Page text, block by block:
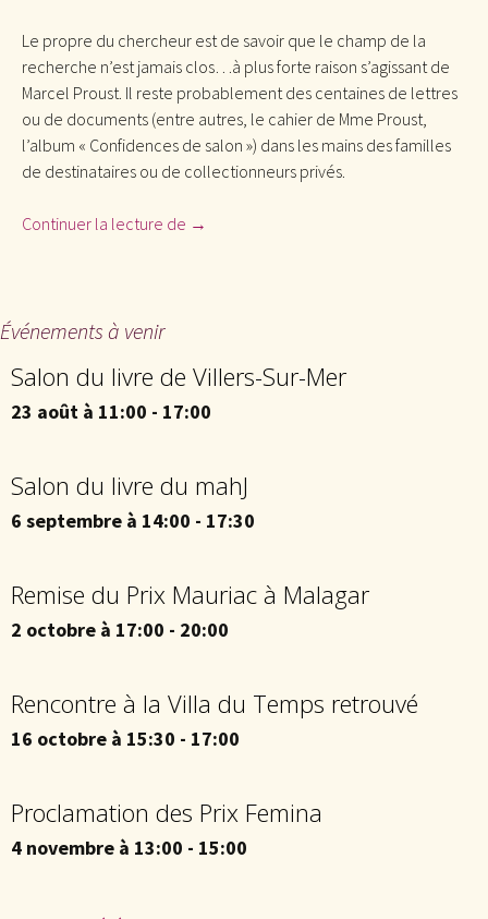
Le propre du chercheur est de savoir que le champ de la
recherche n’est jamais clos…à plus forte raison s’agissant de
Marcel Proust. Il reste probablement des centaines de lettres
ou de documents (entre autres, le cahier de Mme Proust,
l’album « Confidences de salon ») dans les mains des familles
de destinataires ou de collectionneurs privés.
Continuer la lecture de Un « nouveau » questionnaire
→
Événements à venir
Salon du livre de Villers-Sur-Mer
23 août à 11:00 - 17:00
Salon du livre du mahJ
6 septembre à 14:00 - 17:30
Remise du Prix Mauriac à Malagar
2 octobre à 17:00 - 20:00
Rencontre à la Villa du Temps retrouvé
16 octobre à 15:30 - 17:00
Proclamation des Prix Femina
4 novembre à 13:00 - 15:00